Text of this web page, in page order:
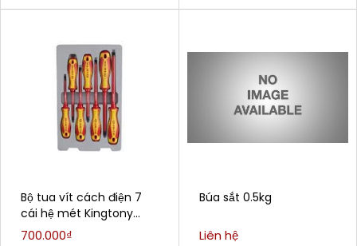
Bộ tua vít cách điện 7
cái hệ mét Kingtony
30617MR
700.000₫
Búa sắt 0.5kg
Liên hệ